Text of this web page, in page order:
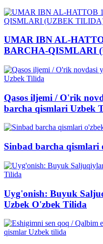
UMAR IBN AL-
BARCHA-QISMLARI
Qasos iljemi / O'rik
barcha qismlari Uzbek
Sinbad barcha qismlari
Uyg'onish: Buyuk
Uzbek O'zbek Tilida